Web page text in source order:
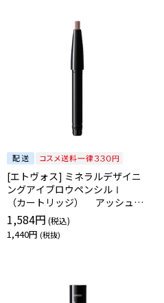
[エトヴォス] ミネラルデザイニ
ングアイブロウペンシルⅠ
（カートリッジ） アッシュブ
ラウン [4580682137691]
1,584円
1,440円